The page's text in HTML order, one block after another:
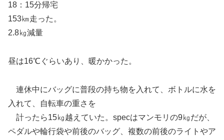
18：15分帰宅
153㎞走った。
2.8㎏減量
昼は16℃ぐらいあり、暖かかった。
連休中にバッグに普段の持ち物を入れて、ボトルに水を
入れて、自転車の重さを
計ったら15㎏越えていた。specはマンモリの9㎏だが、
ペダルや輪行袋や前後のバッグ、複数の前後のライトやア